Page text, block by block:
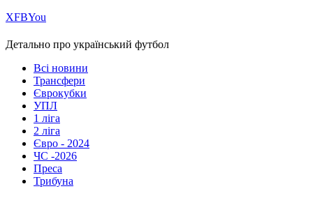
ХFBYou
Детально про український футбол
Всі новини
Трансфери
Єврокубки
УПЛ
1 ліга
2 ліга
Євро - 2024
ЧС -2026
Преса
Трибуна